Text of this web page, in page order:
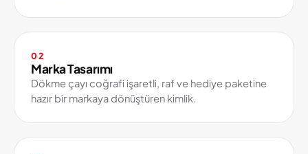
02
Marka Tasarımı
Dökme çayı coğrafi işaretli, raf ve hediye paketine
hazır bir markaya dönüştüren kimlik.